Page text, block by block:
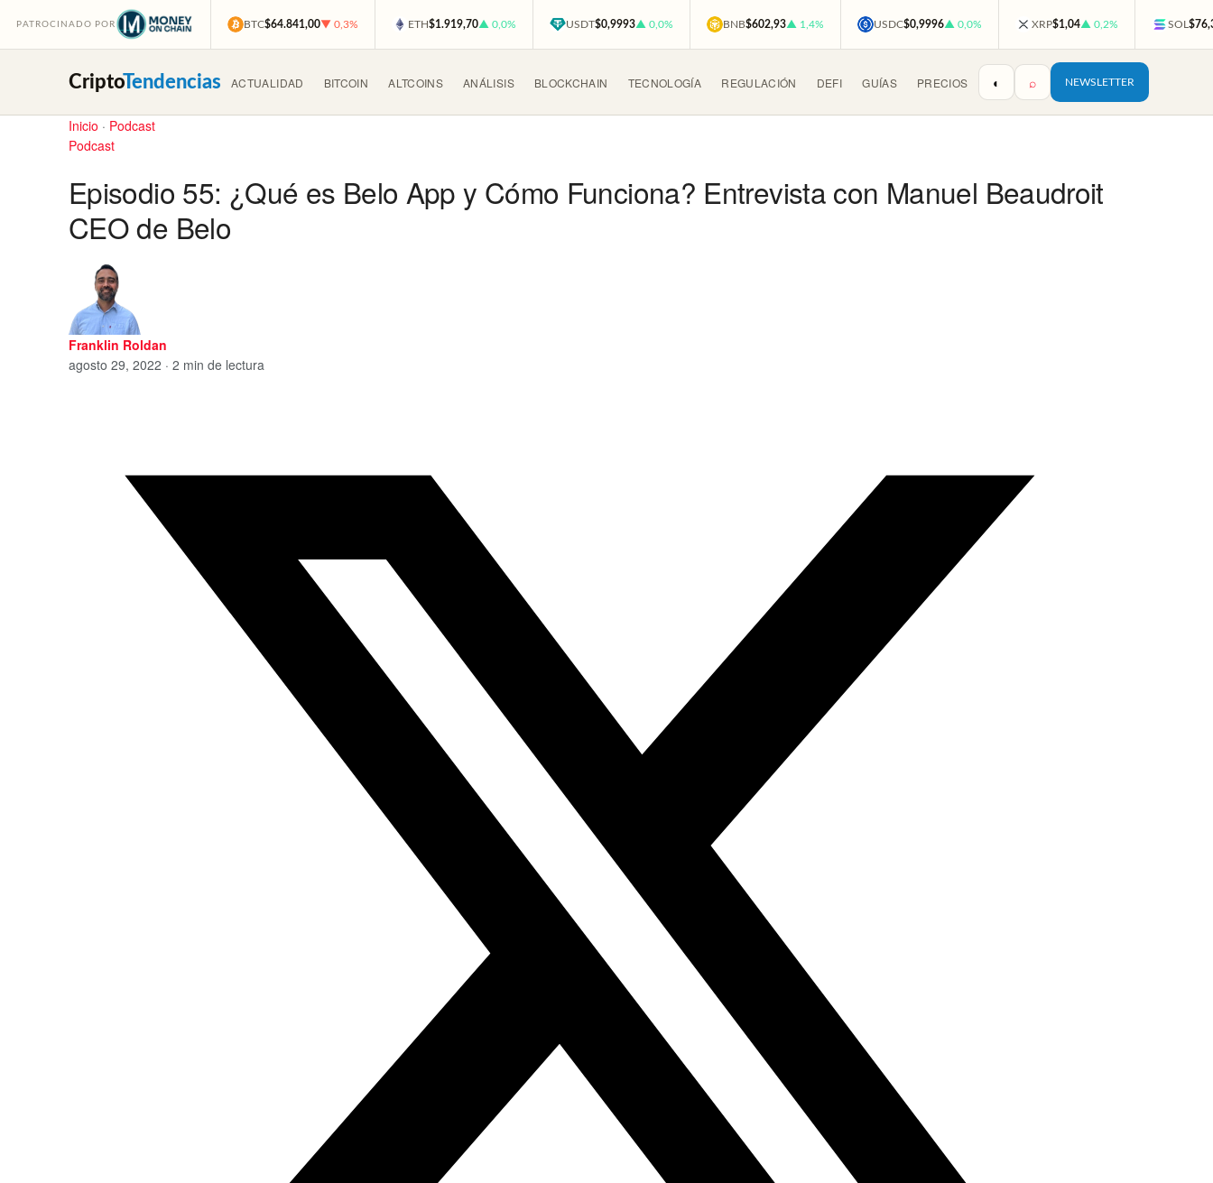
PATROCINADO POR BTC$64.841,00▼ 0,3% ETH$1.919,70▲ 0,0% USDT$0,9993▲ 0,0% BNB$602,93▲ 1,4% USDC$0,9996▲ 0,0% XRP$1,04▲ 0,2% SOL
CriptoTendencias ACTUALIDAD BITCOIN ALTCOINS ANÁLISIS BLOCKCHAIN TECNOLOGÍA REGULACIÓN DEFI GUÍAS PRECIOS ◐ ⌕ NEWSLETTER
Inicio · Podcast
Podcast
Episodio 55: ¿Qué es Belo App y Cómo Funciona? Entrevista con Manuel Beaudroit
CEO de Belo
Franklin Roldan
agosto 29, 2022 · 2 min de lectura